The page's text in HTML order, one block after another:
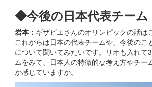
◆今後の日本代表チーム
岩本： ギザビエさんのオリンピックの話は
これからは日本の代表チームや、今後のこ
について聞いてみたいです。リオも入れて
ムをみて、日本人の特徴的な考え方やチー
か感じていますか。